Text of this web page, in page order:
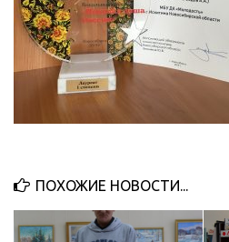
ПОХОЖИЕ НОВОСТИ...